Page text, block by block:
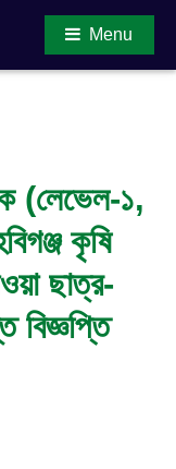
Menu
(লেভেল-১,
কৃষি
ছাত্র-
বিজ্ঞপ্তি